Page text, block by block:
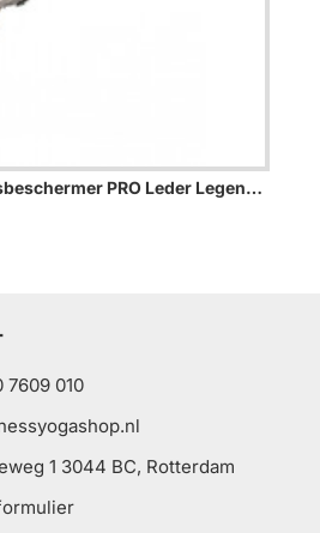
Hoofdbeschermer + Neusbeschermer PRO Leder Legend - Maat: L
7609 010
1 3044 BC, Rotterdam